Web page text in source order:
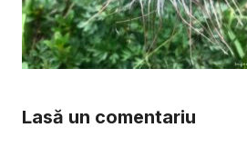
Lasă un comentariu